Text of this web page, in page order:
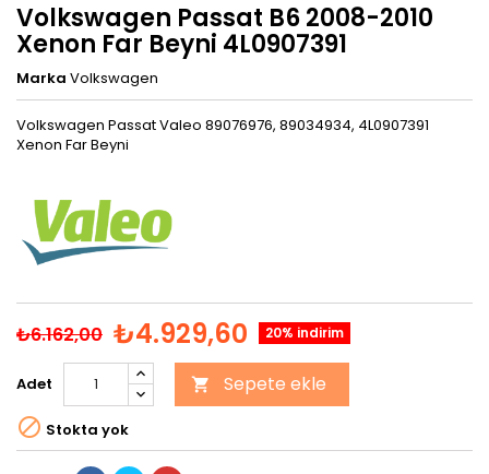
Volkswagen Passat B6 2008-2010
Xenon Far Beyni 4L0907391
Marka Volkswagen
Volkswagen Passat Valeo 89076976, 89034934, 4L0907391
Xenon Far Beyni
₺6.162,00 ₺4.929,60 20% indirim
Adet  Sepete ekle
 Stokta yok